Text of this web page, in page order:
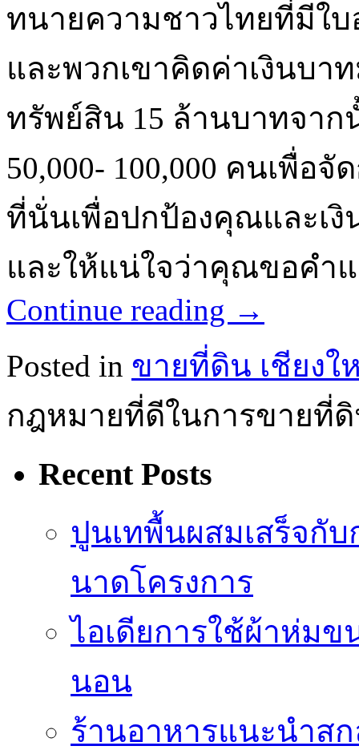
ทนายความชาวไทยที่มีใ
และพวกเขาคิดค่าเงินบา
ทรัพย์สิน 15 ล้านบาทจา
50,000- 100,000 คนเพื่อ
ที่นั่นเพื่อปกป้องคุณและเ
และให้แน่ใจว่าคุณขอคำ
Continue reading →
Posted in ขายที่ดิน เชียงใ
กฎหมายที่ดีในการขายที่ดิ
Recent Posts
ปูนเทพื้นผสมเสร็จกั
นาดโครงการ
ไอเดียการใช้ผ้าห่ม
นอน
ร้านอาหารแนะนำส